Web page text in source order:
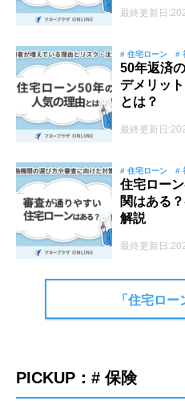
最終更新日
# 住宅ローン #
50年返済
デメリッ
とは？
最終更新日
# 住宅ローン #
住宅ロー
関はある
解説
最終更新日
「住宅ロ
PICKUP：# 保険